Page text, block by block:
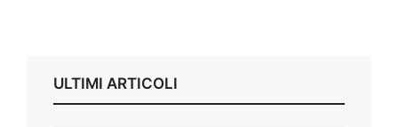
ULTIMI ARTICOLI